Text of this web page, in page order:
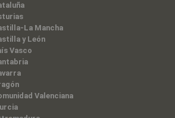
La Mancha
y León
Vasco
Valenciana